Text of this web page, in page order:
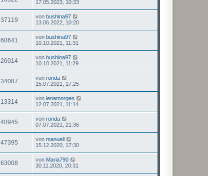
17.05.2023, 10:33
37119 von bushina97
13.06.2022, 10:20
60641 von bushina97
10.10.2021, 11:31
26014 von bushina97
10.10.2021, 11:29
34087 von ronda
15.07.2021, 17:25
13314 von lenamorgen
12.07.2021, 11:14
40945 von ronda
07.07.2021, 21:36
47395 von manuell
15.12.2020, 17:30
63008 von Maria790
30.11.2020, 20:31